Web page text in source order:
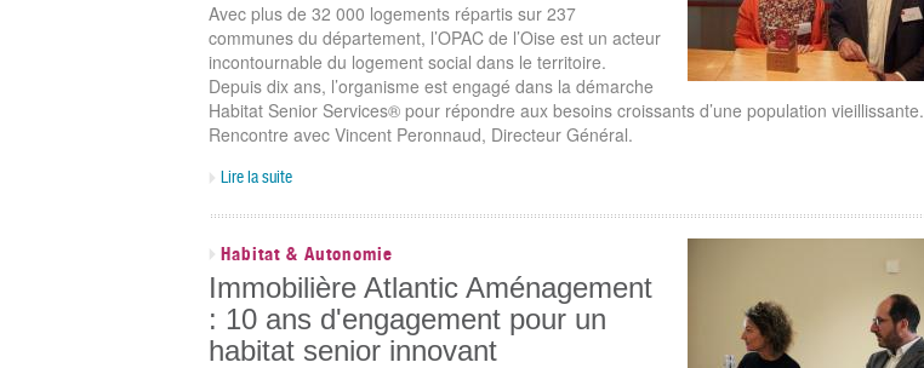
Avec plus de 32 000 logements répartis sur 237
communes du département, l’OPAC de l’Oise est un acteur
incontournable du logement social dans le territoire.
Depuis dix ans, l’organisme est engagé dans la démarche
Habitat Senior Services® pour répondre aux besoins croissants d’une population vieillissante.
Rencontre avec Vincent Peronnaud, Directeur Général.
Lire la suite
Habitat & Autonomie
Immobilière Atlantic Aménagement
: 10 ans d'engagement pour un
habitat senior innovant